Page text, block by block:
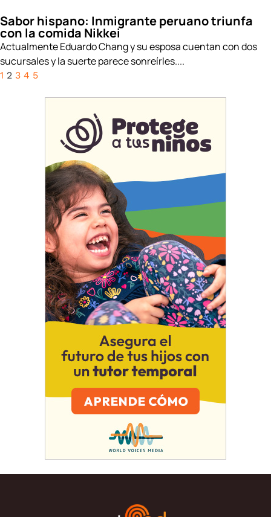
Sabor hispano: Inmigrante peruano triunfa
con la comida Nikkei
Actualmente Eduardo Chang y su esposa cuentan con dos
sucursales y la suerte parece sonreírles....
1 2 3 4 5